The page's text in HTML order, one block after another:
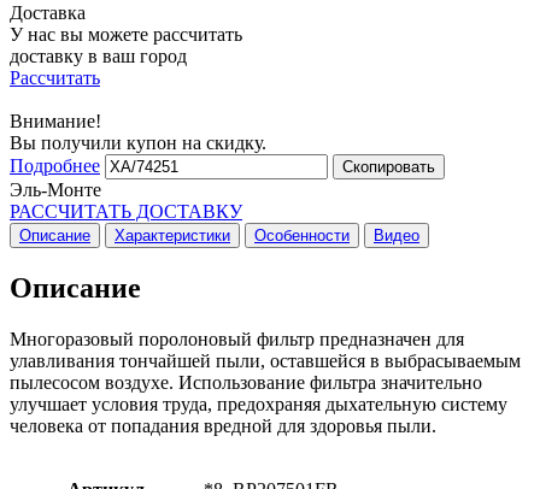
Доставка
У нас вы можете рассчитать
доставку в ваш город
Рассчитать
Внимание!
Вы получили купон на скидку.
Подробнее
Скопировать
Эль-Монте
РАССЧИТАТЬ ДОСТАВКУ
Описание Характеристики Особенности Видео
Описание
Многоразовый поролоновый фильтр предназначен для
улавливания тончайшей пыли, оставшейся в выбрасываемым
пылесосом воздухе. Использование фильтра значительно
улучшает условия труда, предохраняя дыхательную систему
человека от попадания вредной для здоровья пыли.